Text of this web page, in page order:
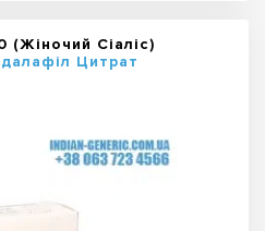
(Жіночий Сіаліс)
Цитрат